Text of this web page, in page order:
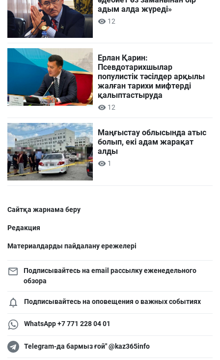
адым алда жүреді»
12
Ерлан Қарин:
Псевдотарихшылар
популистік тәсілдер арқылы
жалған тарихи мифтерді
қалыптастыруда
12
Маңғыстау облысында атыс
болып, екі адам жарақат
алды
1
Сайтқа жарнама беру
Редакция
Материалдарды пайдалану ережелері
Подписывайтесь на email рассылку еженедельного
обзора
Подписывайтесь на оповещения о важных событиях
WhatsApp +7 771 228 04 01
Telegram-да бармыз ғой" @kaz365info